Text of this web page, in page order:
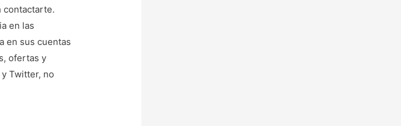
contactarte.
en las
en sus cuentas
ofertas y
Twitter, no